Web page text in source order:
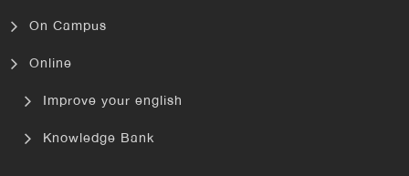
On Campus
Online
Improve your english
Knowledge Bank